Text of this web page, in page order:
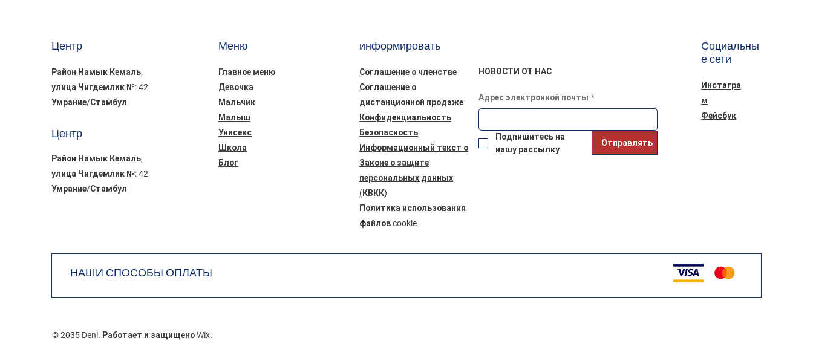
Центр
Район Намык Кемаль,
улица Чигдемлик №: 42
Умрание/Стамбул
Центр
Район Намык Кемаль,
улица Чигдемлик №: 42
Умрание/Стамбул
Меню
Главное меню
Девочка
Мальчик
Малыш
Унисекс
Школа
Блог
информировать
Соглашение о членстве
Соглашение о
дистанционной продаже
Конфиденциальность
Безопасность
Информационный текст о
Законе о защите
персональных данных
(КВКК)
Политика использования
файлов cookie
НОВОСТИ ОТ НАС
Адрес электронной почты *
Подпишитесь на
нашу рассылку
Отправлять
Социальны
е сети
Инстагра
м
Фейсбук
НАШИ СПОСОБЫ ОПЛАТЫ
© 2035 Deni. Работает и защищеноWix.